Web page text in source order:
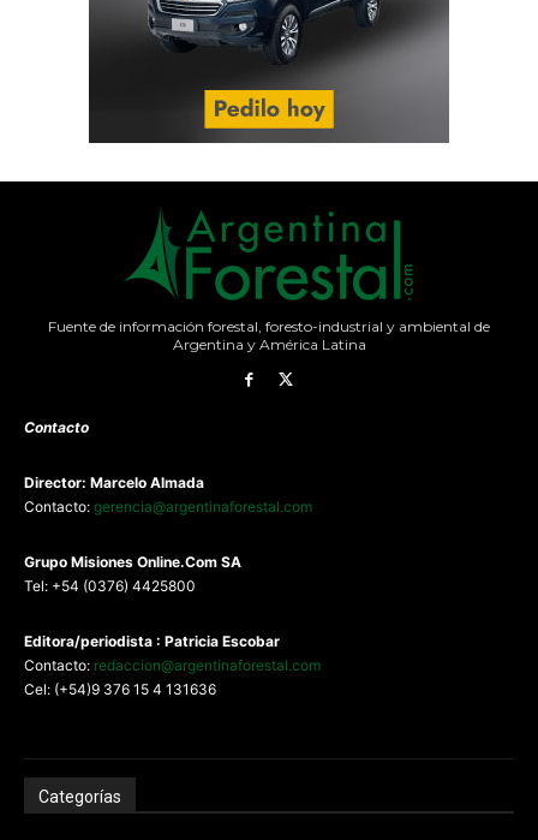
Fuente de información forestal, foresto-industrial y ambiental de
Argentina y América Latina
Contacto
Director: Marcelo Almada
Contacto: gerencia@argentinaforestal.com
Grupo Misiones Online.Com SA
Tel: +54 (0376) 4425800
Editora/periodista : Patricia Escobar
Contacto: redaccion@argentinaforestal.com
Cel: (+54)9 376 15 4 131636
Categorías